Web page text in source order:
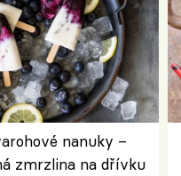
nanuky –
zmrzlina na dřívku